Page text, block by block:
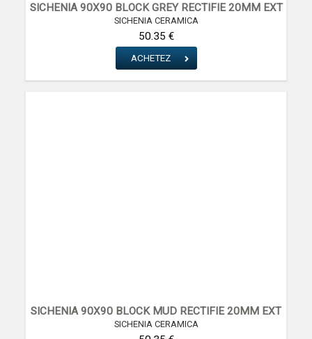
SICHENIA 90X90 BLOCK GREY RECTIFIE 20MM EXT
SICHENIA CERAMICA
50.35 €
ACHETEZ
SICHENIA 90X90 BLOCK MUD RECTIFIE 20MM EXT
SICHENIA CERAMICA